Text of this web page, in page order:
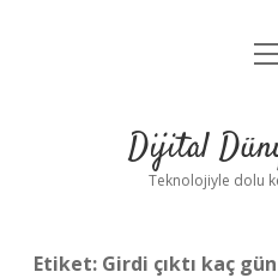
Yasal
Dijital
Teknolojiyle dolu
Etiket: Girdi çıktı kaç